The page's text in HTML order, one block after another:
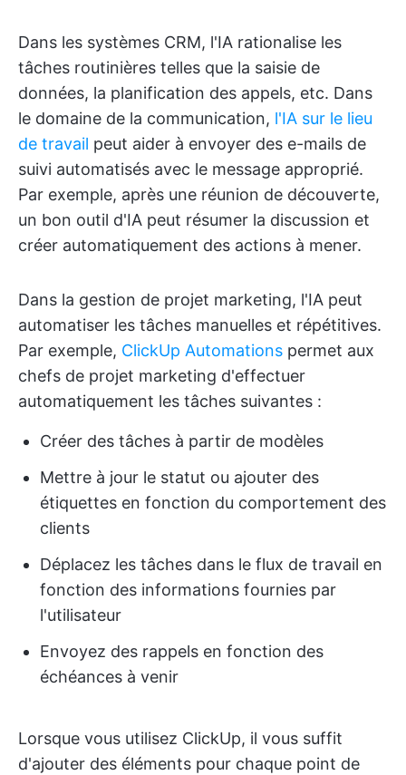
Dans les systèmes CRM, l'IA rationalise les
tâches routinières telles que la saisie de
données, la planification des appels, etc. Dans
le domaine de la communication, l'IA sur le lieu
de travail peut aider à envoyer des e-mails de
suivi automatisés avec le message approprié.
Par exemple, après une réunion de découverte,
un bon outil d'IA peut résumer la discussion et
créer automatiquement des actions à mener.
Dans la gestion de projet marketing, l'IA peut
automatiser les tâches manuelles et répétitives.
Par exemple, ClickUp Automations permet aux
chefs de projet marketing d'effectuer
automatiquement les tâches suivantes :
Créer des tâches à partir de modèles
Mettre à jour le statut ou ajouter des
étiquettes en fonction du comportement des
clients
Déplacez les tâches dans le flux de travail en
fonction des informations fournies par
l'utilisateur
Envoyez des rappels en fonction des
échéances à venir
Lorsque vous utilisez ClickUp, il vous suffit
d'ajouter des éléments pour chaque point de